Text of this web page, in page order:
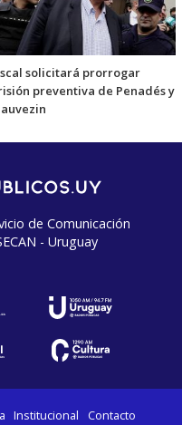
solicitará prorrogar
preventiva de Penadés y
de Comunicación
- Uruguay
Institucional Contacto